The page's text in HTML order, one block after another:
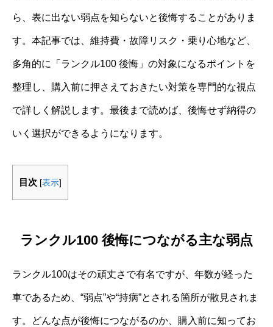
ら、表に出ない弱点を知らないと後悔することがありま
す。本記事では、維持費・故障リスク・乗り心地など、
多角的に「ランクル100 後悔」の対象になるポイントを
整理し、購入前に押さえておきたい対策を専門的な視点
で詳しく解説します。最後まで読めば、後悔せず納得の
いく選択ができるようになります。
目次 [表示]
ランクル100 後悔につながる主な弱点
ランクル100はその頑丈さで有名ですが、年数が経った
車であるため、“弱点”や“持病”とされる箇所が散見されま
す。どんな点が後悔につながるのか、購入前に知ってお